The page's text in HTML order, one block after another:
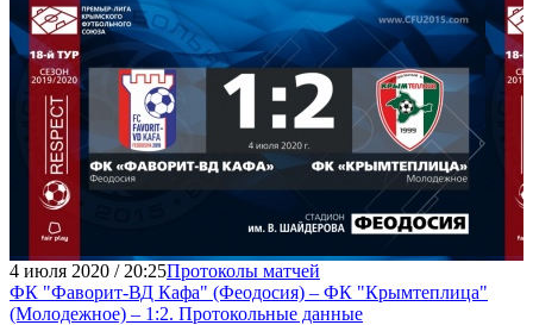
4 июля 2020 / 20:25Протоколы матчей
ФК "Фаворит-ВД Кафа" (Феодосия) – ФК "Крымтеплица"
(Молодежное) – 1:2. Протокольные данные